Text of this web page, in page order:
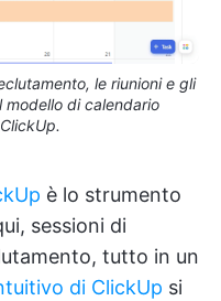
le riunioni e gli
modello di calendario
è lo strumento
sessioni di
tutto in un
di ClickUp si